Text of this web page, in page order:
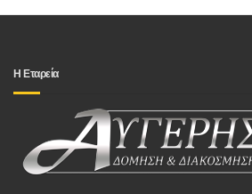
Η Εταρεία